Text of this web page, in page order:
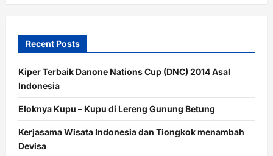
Recent Posts
Kiper Terbaik Danone Nations Cup (DNC) 2014 Asal
Indonesia
Eloknya Kupu – Kupu di Lereng Gunung Betung
Kerjasama Wisata Indonesia dan Tiongkok menambah
Devisa